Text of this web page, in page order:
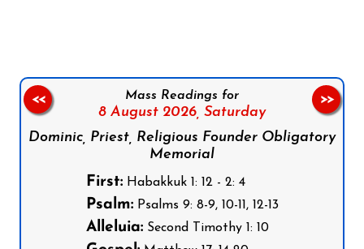
Mass Readings for
8 August 2026, Saturday
Dominic, Priest, Religious Founder Obligatory
Memorial
First:Habakkuk 1: 12 - 2: 4
Psalm:Psalms 9: 8-9, 10-11, 12-13
Alleluia:Second Timothy 1: 10
<< >>